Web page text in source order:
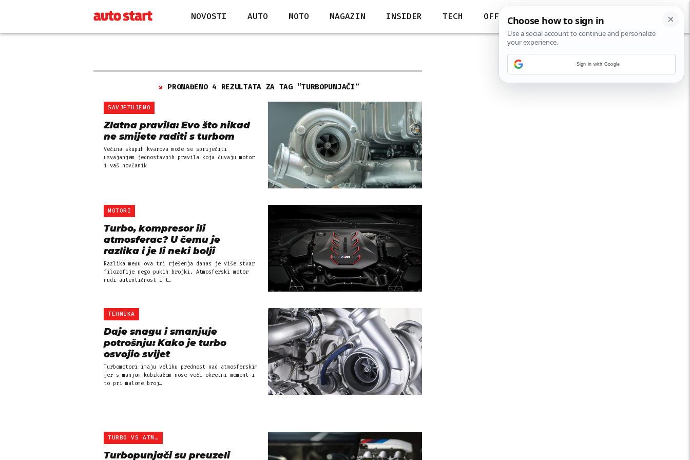
NOVOSTI AUTO MOTO MAGAZIN INSIDER TECH OFF
PRONAĐENO 4 REZULTATA ZA TAG “TURBOPUNJAČI”
SAVJETUJEMO
Zlatna pravila: Evo što nikad
ne smijete raditi s turbom
Većina skupih kvarova može se spriječiti
usvajanjem jednostavnih pravila koja čuvaju motor
i vaš novčanik
MOTORI
Turbo, kompresor ili
atmosferac? U čemu je
razlika i je li neki bolji
Razlika među ova tri rješenja danas je više stvar
filozofije nego pukih brojki. Atmosferski motor
nudi autentičnost i l…
TEHNIKA
Daje snagu i smanjuje
potrošnju: Kako je turbo
osvojio svijet
Turbomotori imaju veliku prednost nad atmosferskim
jer s manjom kubikažom nose veći okretni moment i
to pri malome broj…
TURBO VS ATMOSFERSKI
Turbopunjači su preuzeli
Sign in with Google